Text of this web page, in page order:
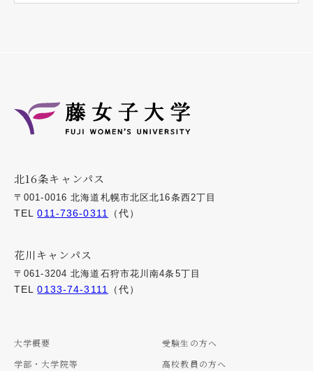
北16条キャンパス
〒001-0016 北海道札幌市北区北16条西2丁目
TEL011-736-0311 （代）
花川キャンパス
〒061-3204 北海道石狩市花川南4条5丁目
TEL0133-74-3111 （代）
大学概要
学部・大学院等
受験生の方へ
高校教員の方へ